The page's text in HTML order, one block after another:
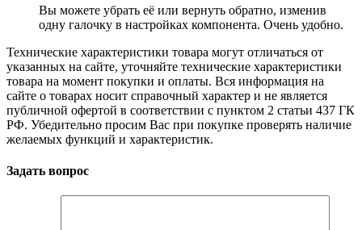
Вы можете убрать её или вернуть обратно, изменив
одну галочку в настройках компонента. Очень удобно.
Технические характеристики товара могут отличаться от
указанных на сайте, уточняйте технические характеристики
товара на момент покупки и оплаты. Вся информация на
сайте о товарах носит справочный характер и не является
публичной офертой в соответствии с пунктом 2 статьи 437 ГК
РФ. Убедительно просим Вас при покупке проверять наличие
желаемых функций и характеристик.
Задать вопрос